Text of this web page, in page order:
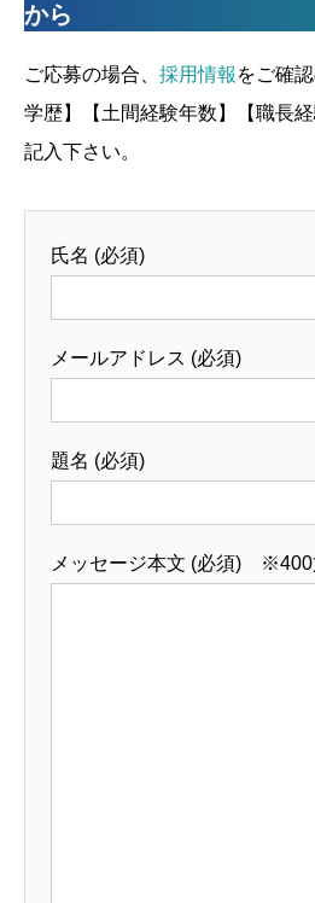
から
ご応募の場合、 採用情報 をご確
学歴】【土間経験年数】【職長
記入下さい。
氏名 (必須)
メールアドレス (必須)
題名 (必須)
メッセージ本文 (必須) ※400